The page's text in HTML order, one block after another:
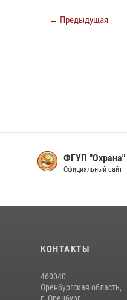
← Предыдущая
ФГУП "Охрана"
Официальный сайт
КОНТАКТЫ
460040
Оренбургская область,